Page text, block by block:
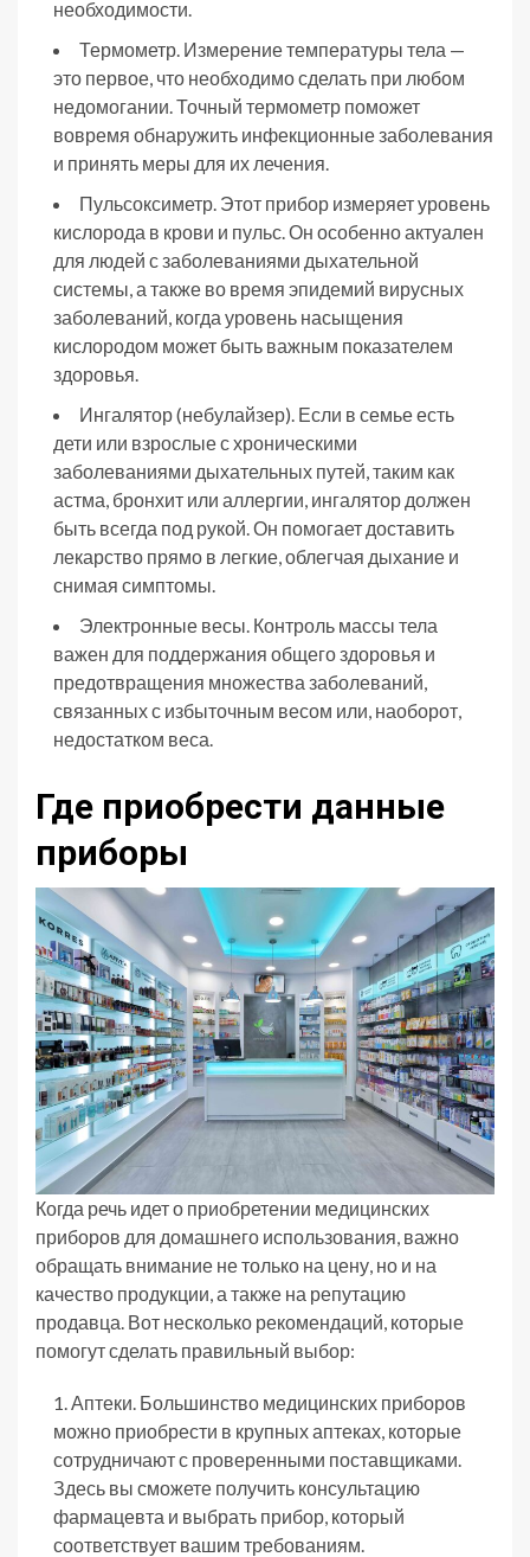
необходимости.
Термометр. Измерение температуры тела —
это первое, что необходимо сделать при любом
недомогании. Точный термометр поможет
вовремя обнаружить инфекционные заболевания
и принять меры для их лечения.
Пульсоксиметр. Этот прибор измеряет уровень
кислорода в крови и пульс. Он особенно актуален
для людей с заболеваниями дыхательной
системы, а также во время эпидемий вирусных
заболеваний, когда уровень насыщения
кислородом может быть важным показателем
здоровья.
Ингалятор (небулайзер). Если в семье есть
дети или взрослые с хроническими
заболеваниями дыхательных путей, таким как
астма, бронхит или аллергии, ингалятор должен
быть всегда под рукой. Он помогает доставить
лекарство прямо в легкие, облегчая дыхание и
снимая симптомы.
Электронные весы. Контроль массы тела
важен для поддержания общего здоровья и
предотвращения множества заболеваний,
связанных с избыточным весом или, наоборот,
недостатком веса.
Где приобрести данные
приборы
Когда речь идет о приобретении медицинских
приборов для домашнего использования, важно
обращать внимание не только на цену, но и на
качество продукции, а также на репутацию
продавца. Вот несколько рекомендаций, которые
помогут сделать правильный выбор:
Аптеки. Большинство медицинских приборов
можно приобрести в крупных аптеках, которые
сотрудничают с проверенными поставщиками.
Здесь вы сможете получить консультацию
фармацевта и выбрать прибор, который
соответствует вашим требованиям.